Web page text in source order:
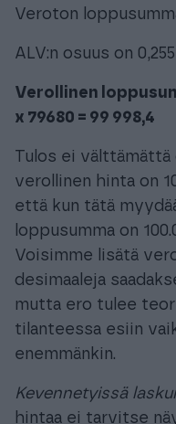
Veroton
ALV:n osuus on
Verollinen
x 79680 = 99 998,4
Tulos ei
verollinen hinta on
että kun tätä
loppusumma on
Voisimme lisätä
desimaaleja
mutta ero tulee
tilanteessa esiin
enemmänkin.
Kevennetyissä
hintaa ei tarvitse